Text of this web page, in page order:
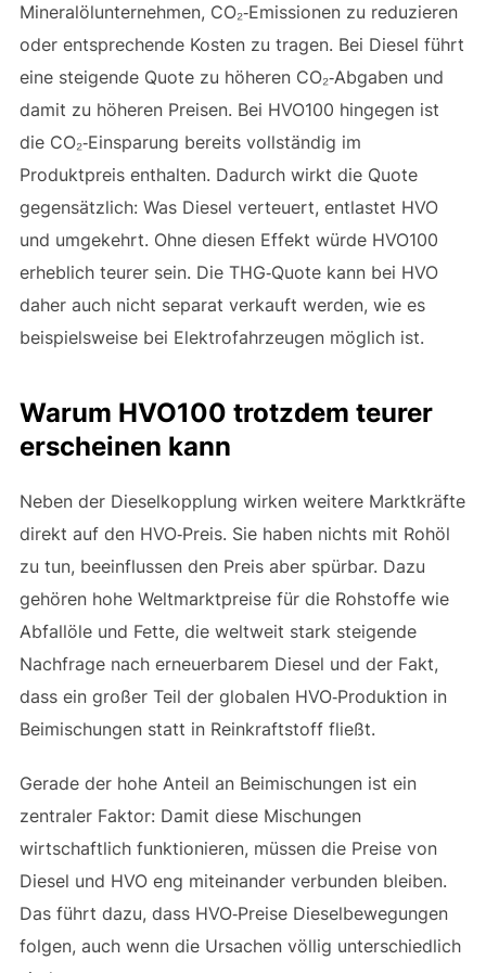
Mineralölunternehmen, CO₂‑Emissionen zu reduzieren
oder entsprechende Kosten zu tragen. Bei Diesel führt
eine steigende Quote zu höheren CO₂‑Abgaben und
damit zu höheren Preisen. Bei HVO100 hingegen ist
die CO₂‑Einsparung bereits vollständig im
Produktpreis enthalten. Dadurch wirkt die Quote
gegensätzlich: Was Diesel verteuert, entlastet HVO
und umgekehrt. Ohne diesen Effekt würde HVO100
erheblich teurer sein. Die THG‑Quote kann bei HVO
daher auch nicht separat verkauft werden, wie es
beispielsweise bei Elektrofahrzeugen möglich ist.
Warum HVO100 trotzdem teurer
erscheinen kann
Neben der Dieselkopplung wirken weitere Marktkräfte
direkt auf den HVO‑Preis. Sie haben nichts mit Rohöl
zu tun, beeinflussen den Preis aber spürbar. Dazu
gehören hohe Weltmarktpreise für die Rohstoffe wie
Abfallöle und Fette, die weltweit stark steigende
Nachfrage nach erneuerbarem Diesel und der Fakt,
dass ein großer Teil der globalen HVO‑Produktion in
Beimischungen statt in Reinkraftstoff fließt.
Gerade der hohe Anteil an Beimischungen ist ein
zentraler Faktor: Damit diese Mischungen
wirtschaftlich funktionieren, müssen die Preise von
Diesel und HVO eng miteinander verbunden bleiben.
Das führt dazu, dass HVO‑Preise Dieselbewegungen
folgen, auch wenn die Ursachen völlig unterschiedlich